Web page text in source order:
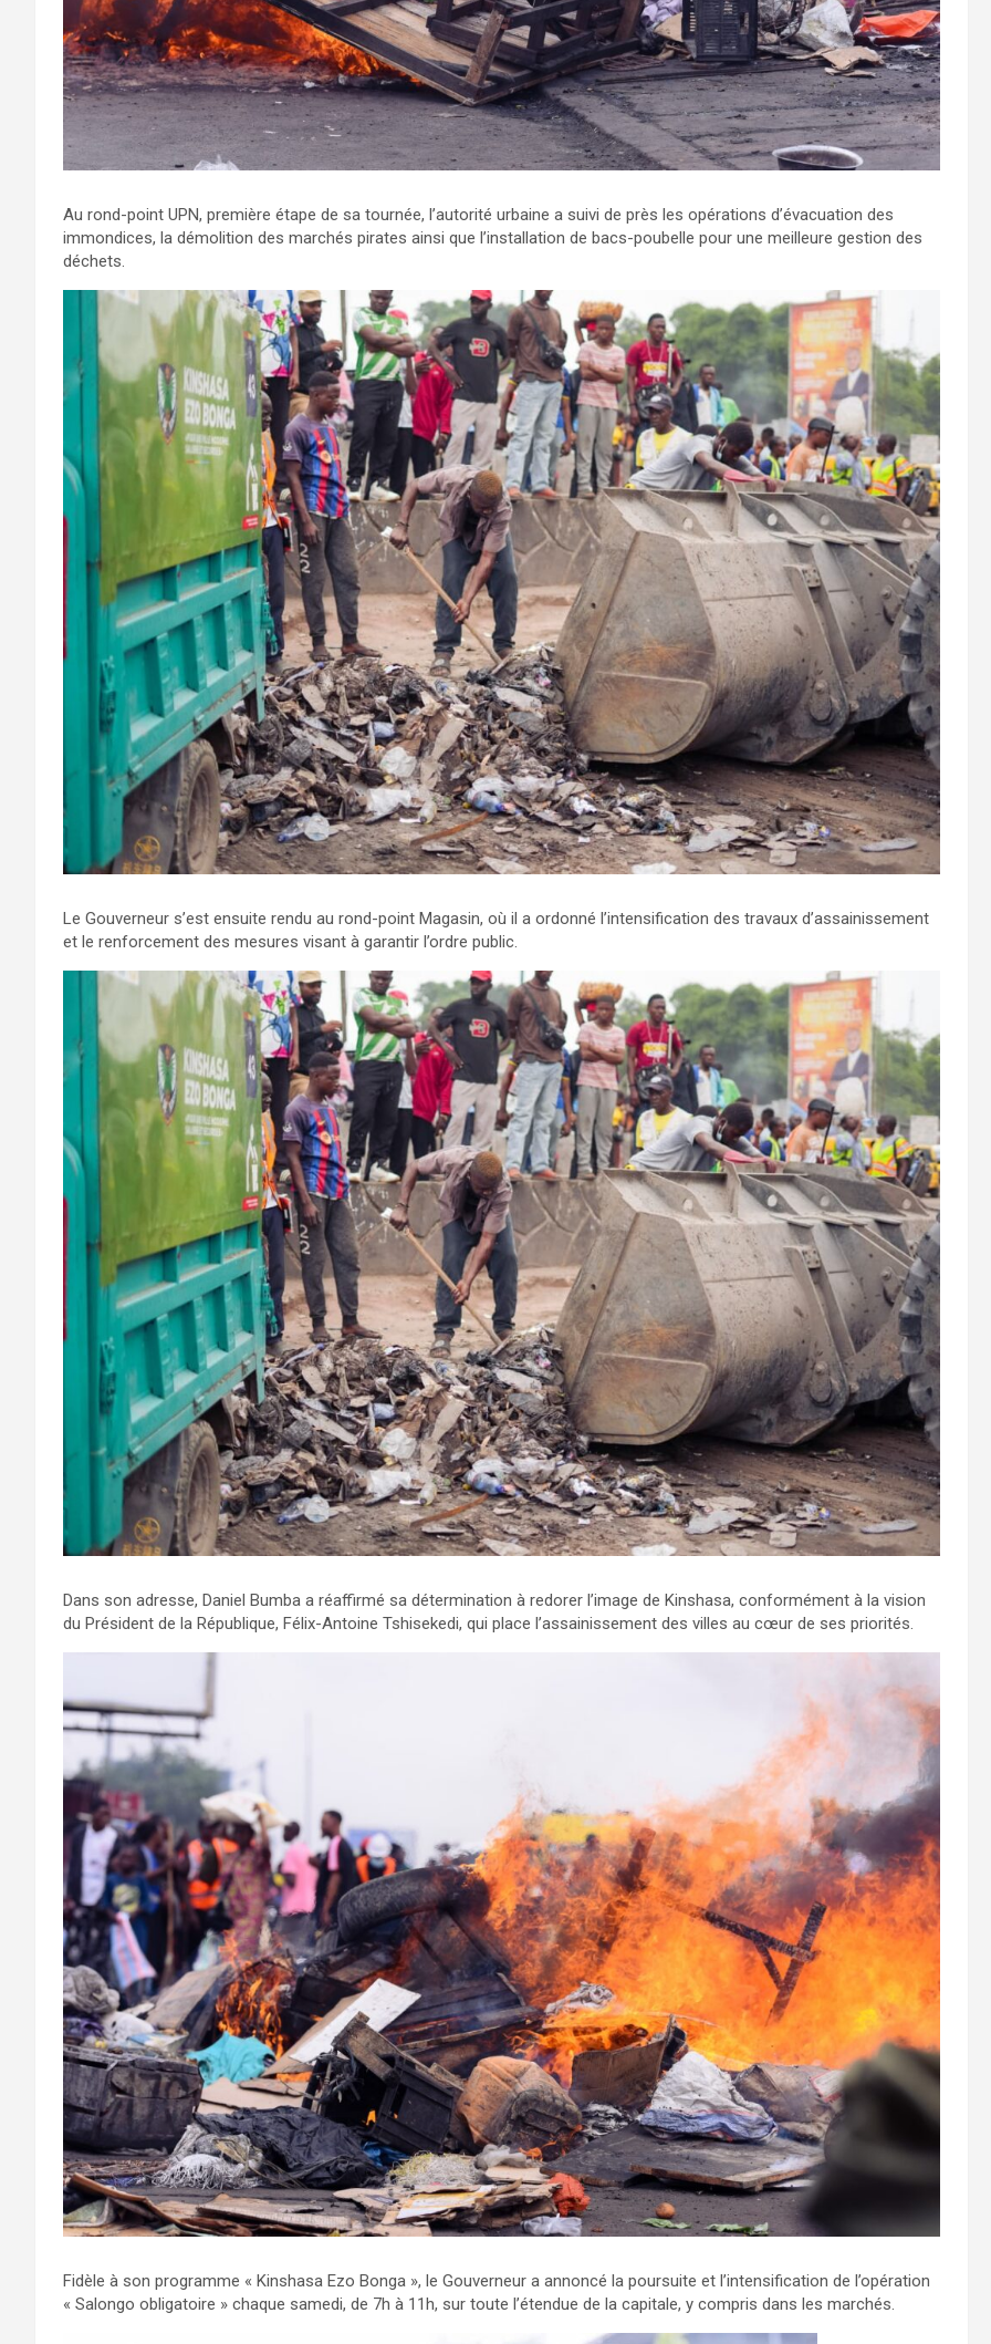
Au rond-point UPN, première étape de sa tournée, l’autorité urbaine a suivi de près les opérations d’évacuation des
immondices, la démolition des marchés pirates ainsi que l’installation de bacs-poubelle pour une meilleure gestion des
déchets.
Le Gouverneur s’est ensuite rendu au rond-point Magasin, où il a ordonné l’intensification des travaux d’assainissement
et le renforcement des mesures visant à garantir l’ordre public.
Dans son adresse, Daniel Bumba a réaffirmé sa détermination à redorer l’image de Kinshasa, conformément à la vision
du Président de la République, Félix-Antoine Tshisekedi, qui place l’assainissement des villes au cœur de ses priorités.
Fidèle à son programme « Kinshasa Ezo Bonga », le Gouverneur a annoncé la poursuite et l’intensification de l’opération
« Salongo obligatoire » chaque samedi, de 7h à 11h, sur toute l’étendue de la capitale, y compris dans les marchés.